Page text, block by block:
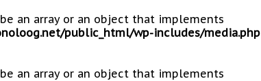
an array or an object that implements
public_html/wp-includes/media.php
an array or an object that implements